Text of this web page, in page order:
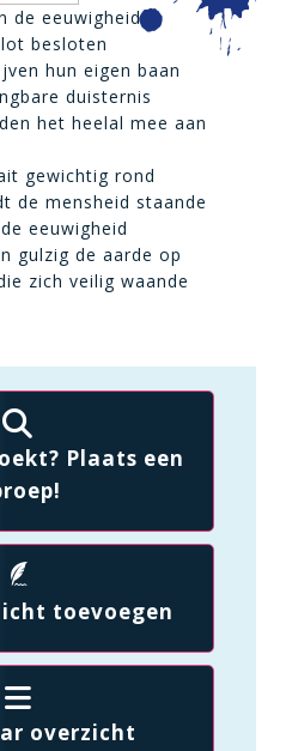
de eeuwigheid
besloten
hun eigen baan
duisternis
het heelal mee aan
gewichtig rond
de mensheid staande
eeuwigheid
gulzig de aarde op
zich veilig waande
Plaats een
toevoegen
overzicht